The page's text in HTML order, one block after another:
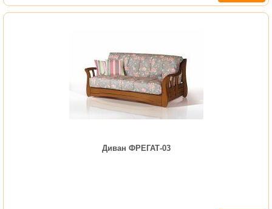
Диван ФРЕГАТ-03